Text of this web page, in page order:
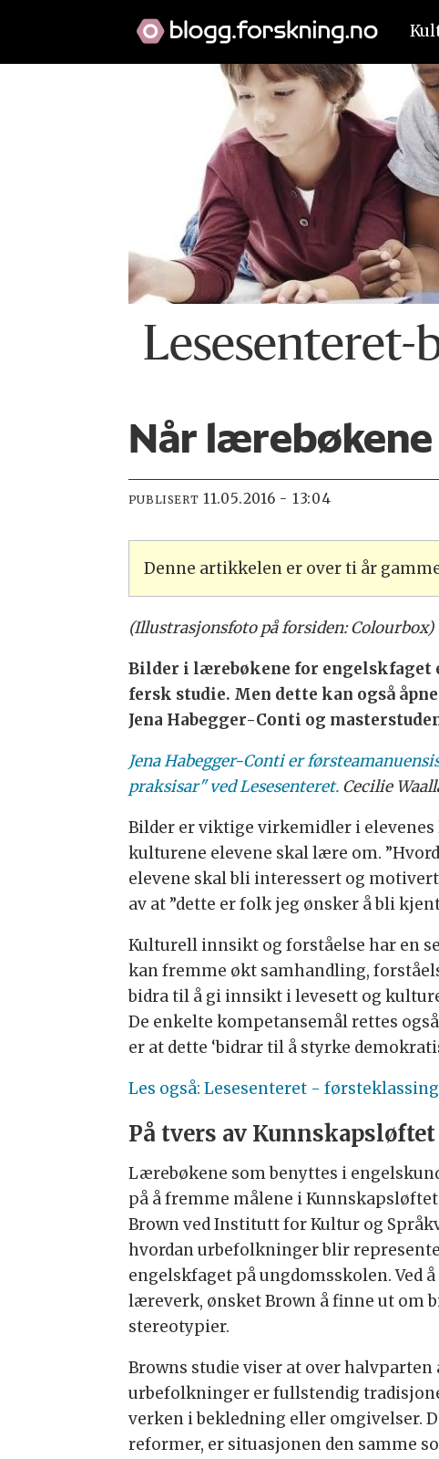
Lesesenteret-
Når
PUBLISERT 11.05.2016 - 13:04
Denne artikkelen er over ti år
(Illustrasjonsfoto på forsiden: Colourbox)
Bilder i lærebøkene for engelskfaget
fersk studie. Men dette kan også
Jena Habegger-Conti og
Jena Habegger-Conti er
praksisar" ved Lesesenteret.Cecilie
Bilder er viktige virkemidler i
kulturene elevene skal lære om.
elevene skal bli interessert og
av at ”dette er folk jeg ønsker å bli kjent
Kulturell innsikt og forståelse har en
kan fremme økt samhandling,
bidra til å gi innsikt i levesett og
De enkelte kompetansemål rettes
er at dette ‘bidrar til å styrke
Les også: Lesesenteret -
På tvers av Kunnskapsløftet
Lærebøkene som benyttes i
på å fremme målene i
Brown ved Institutt for Kultur og
hvordan urbefolkninger blir
engelskfaget på ungdomsskolen. Ved
læreverk, ønsket Brown å finne ut om
stereotypier.
Browns studie viser at over
urbefolkninger er fullstendig
verken i bekledning eller omgivelser.
reformer, er situasjonen den samme